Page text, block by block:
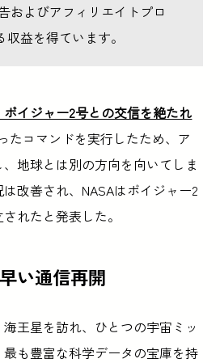
およびアフィリエイトプロ
収益を得ています。
イジャー2号との交信を絶たれ
たコマンドを実行したため、ア
地球とは別の方向を向いてしま
改善され、NASAはボイジャー2
れたと発表した。
い通信再開
王星を訪れ、ひとつの宇宙ミッ
も豊富な科学データの宝庫を持